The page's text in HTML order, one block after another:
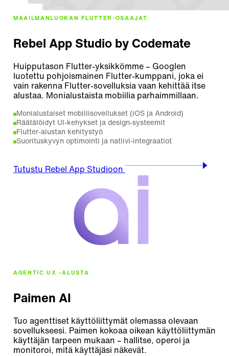
MAAILMANLUOKAN FLUTTER-OSAAJAT
Rebel App Studio by Codemate
Huipputason Flutter-yksikkömme – Googlen
luotettu pohjoismainen Flutter-kumppani, joka ei
vain rakenna Flutter-sovelluksia vaan kehittää itse
alustaa. Monialustaista mobiilia parhaimmillaan.
Monialustaiset mobiilisovellukset (iOS ja Android)
Räätälöidyt UI-kehykset ja design-systeemit
Flutter-alustan kehitystyö
Suorituskyvyn optimointi ja natiivi-integraatiot
Tutustu Rebel App Studioon
AGENTIC UX -ALUSTA
Paimen AI
Tuo agenttiset käyttöliittymät olemassa olevaan
sovellukseesi. Paimen kokoaa oikean käyttöliittymän
käyttäjän tarpeen mukaan – hallitse, operoi ja
monitoroi, mitä käyttäjäsi näkevät.